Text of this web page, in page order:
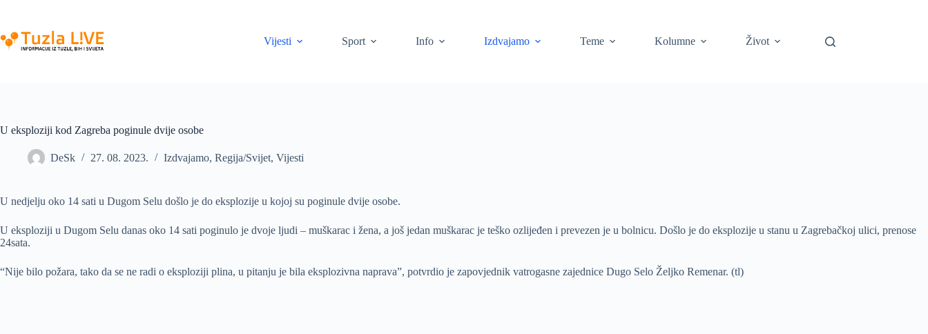
content
Vijesti
Sport Info Izdvajamo Teme Kolumne Život
U eksploziji kod Zagreba poginule dvije osobe
DeSk 27. 08. 2023. Izdvajamo, Regija/Svijet, Vijesti
U nedjelju oko 14 sati u Dugom Selu došlo je do eksplozije u kojoj su poginule dvije osobe.
U eksploziji u Dugom Selu danas oko 14 sati poginulo je dvoje ljudi – muškarac i žena, a još jedan muškarac je teško ozlijeđen i prevezen je u bolnicu. Došlo je do eksplozije u stanu u Zagrebačkoj ulici, prenose
24sata.
“Nije bilo požara, tako da se ne radi o eksploziji plina, u pitanju je bila eksplozivna naprava”, potvrdio je zapovjednik vatrogasne zajednice Dugo Selo Željko Remenar. (tl)